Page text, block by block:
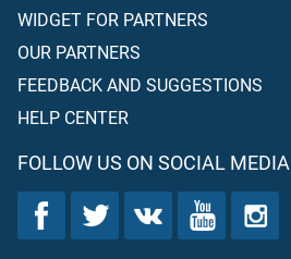
WIDGET FOR PARTNERS
OUR PARTNERS
FEEDBACK AND SUGGESTIONS
HELP CENTER
FOLLOW US ON SOCIAL MEDIA